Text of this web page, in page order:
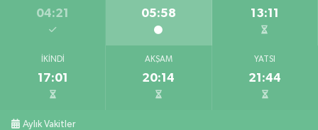
04:21 05:58 13:11
İKINDI
17:01
AKŞAM
20:14
YATSI
21:44
Aylık Vakitler